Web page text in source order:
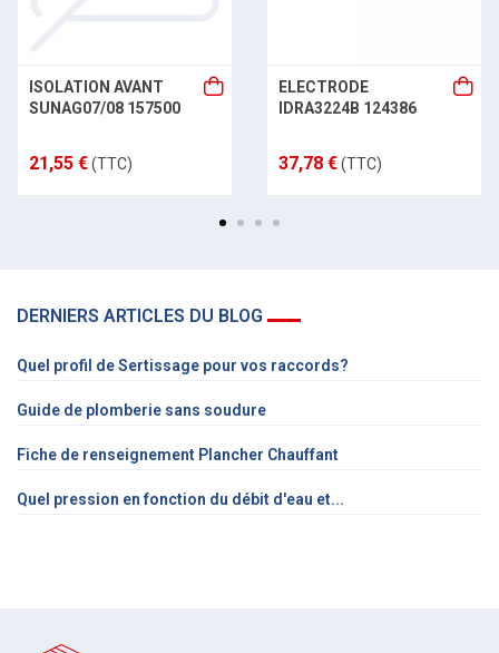
ISOLATION AVANT
SUNAG07/08 157500
21,55 €(TTC)
ELECTRODE
IDRA3224B 124386
37,78 €(TTC)
DERNIERS ARTICLES DU BLOG
Quel profil de Sertissage pour vos raccords?
Guide de plomberie sans soudure
Fiche de renseignement Plancher Chauffant
Quel pression en fonction du débit d'eau et...